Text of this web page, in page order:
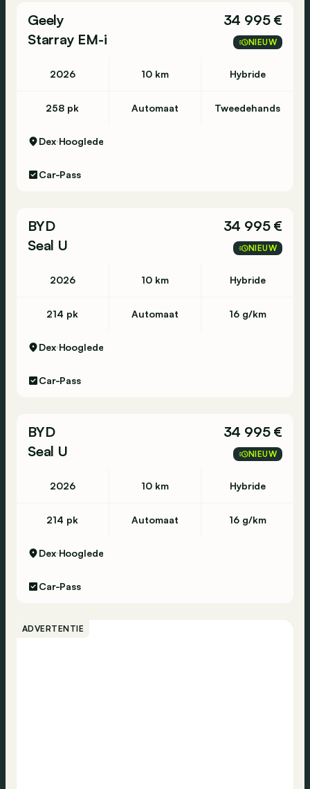
Geely
Starray EM-i
34 995 €
NIEUW
2026 10 km Hybride
258 pk Automaat Tweedehands
Dex Hooglede
Car-Pass
BYD
Seal U
34 995 €
NIEUW
2026 10 km Hybride
214 pk Automaat 16 g/km
Dex Hooglede
Car-Pass
BYD
Seal U
34 995 €
NIEUW
2026 10 km Hybride
214 pk Automaat 16 g/km
Dex Hooglede
Car-Pass
ADVERTENTIE